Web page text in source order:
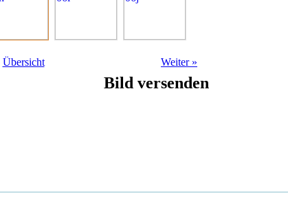
Übersicht Weiter »
Bild versenden